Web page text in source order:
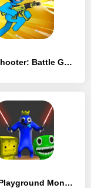
Stick Shooter: Battle Game - [MOD Много денег]
Battle Playground Monsters - [MOD Бесконечные монеты]